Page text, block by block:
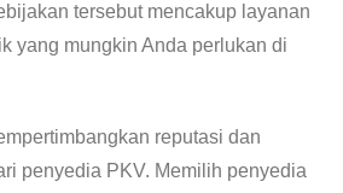
tersebut mencakup layanan
yang mungkin Anda perlukan di
reputasi dan
penyedia PKV. Memilih penyedia